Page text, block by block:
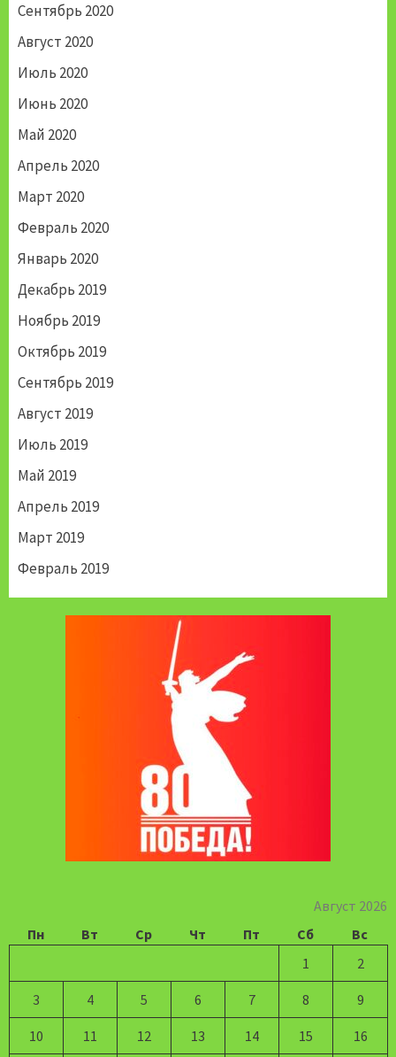
Сентябрь 2020
Август 2020
Июль 2020
Июнь 2020
Май 2020
Апрель 2020
Март 2020
Февраль 2020
Январь 2020
Декабрь 2019
Ноябрь 2019
Октябрь 2019
Сентябрь 2019
Август 2019
Июль 2019
Май 2019
Апрель 2019
Март 2019
Февраль 2019
Август 2026
Пн
Вт Ср Чт Пт Сб
Вс
1
2
3 4 5 6 7 8 9
10 11 12 13 14 15 16